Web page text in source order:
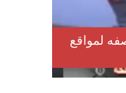
لمواقع